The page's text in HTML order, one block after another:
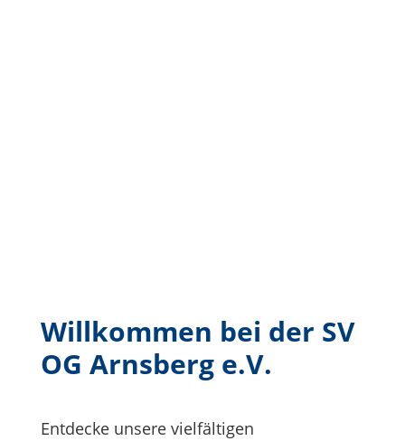
Willkommen bei der SV
OG Arnsberg e.V.
Entdecke unsere vielfältigen